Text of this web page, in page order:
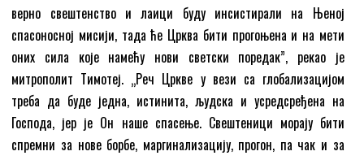
верно свештенство и лаици буду инсистирали на Њеној
спасоносној мисији, тада ће Црква бити прогоњена и на мети
оних сила које намећу нови светски поредак”, рекао је
митрополит Тимотеј. „Реч Цркве у вези са глобализацијом
треба да буде једна, истинита, људска и усредсређена на
Господа, јер је Он наше спасење. Свештеници морају бити
спремни за нове борбе, маргинализацију, прогон, па чак и за